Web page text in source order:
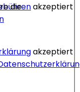
akzeptiert
die
akzeptiert